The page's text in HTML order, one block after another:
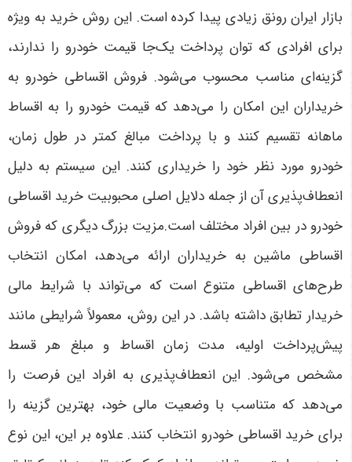
بازار ایران رونق زیادی پیدا کرده است. این روش خرید به ویژه
برای افرادی که توان پرداخت یک‌جا قیمت خودرو را ندارند،
گزینه‌ای مناسب محسوب می‌شود. فروش اقساطی خودرو به
خریداران این امکان را می‌دهد که قیمت خودرو را به اقساط
ماهانه تقسیم کنند و با پرداخت مبالغ کمتر در طول زمان،
خودرو مورد نظر خود را خریداری کنند. این سیستم به دلیل
انعطاف‌پذیری آن از جمله دلایل اصلی محبوبیت خرید اقساطی
خودرو در بین افراد مختلف است.مزیت بزرگ دیگری که فروش
اقساطی ماشین به خریداران ارائه می‌دهد، امکان انتخاب
طرح‌های اقساطی متنوع است که می‌تواند با شرایط مالی
خریدار تطابق داشته باشد. در این روش، معمولاً شرایطی مانند
پیش‌پرداخت اولیه، مدت زمان اقساط و مبلغ هر قسط
مشخص می‌شود. این انعطاف‌پذیری به افراد این فرصت را
می‌دهد که متناسب با وضعیت مالی خود، بهترین گزینه را
برای خرید اقساطی خودرو انتخاب کنند. علاوه بر این، این نوع